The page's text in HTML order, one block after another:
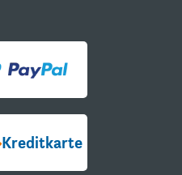
Kreditkarte